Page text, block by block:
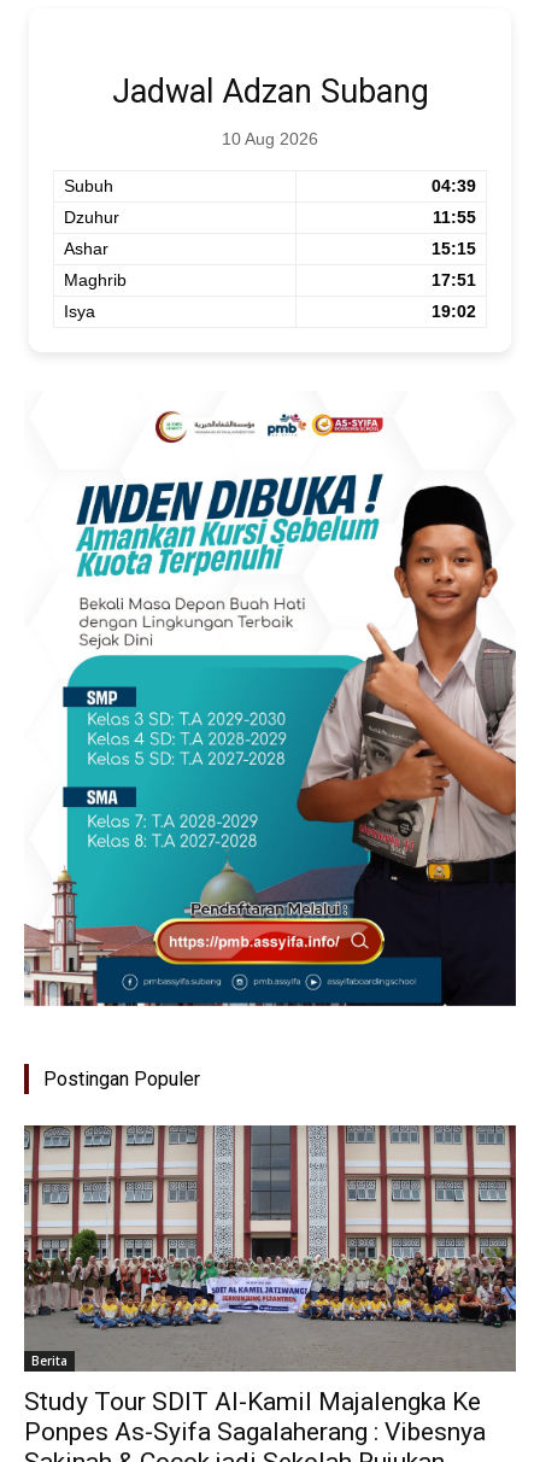
Jadwal Adzan Subang
10 Aug 2026
Subuh
04:39
Dzuhur
11:55
Ashar
15:15
Maghrib
17:51
Isya
19:02
Postingan Populer
Berita
Study Tour SDIT Al-Kamil Majalengka Ke
Ponpes As-Syifa Sagalaherang : Vibesnya